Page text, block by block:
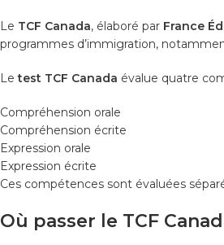
Le TCF Canada, élaboré par France
programmes d’immigration,
Letest TCF Canada évalue quatre
Compréhension orale
Compréhension écrite
Expression orale
Expression écrite
Ces compétences sont évaluées
Où passer le TCF